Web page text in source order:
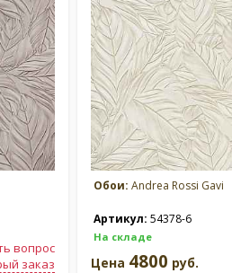
вопрос
заказ
Обои: Andrea Rossi Gavi
Артикул: 54378-6
На складе
Цена 4800 руб.